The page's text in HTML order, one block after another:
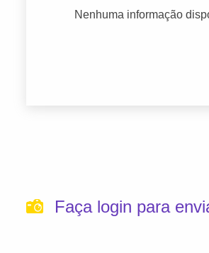
Nenhuma informação
Faça login para